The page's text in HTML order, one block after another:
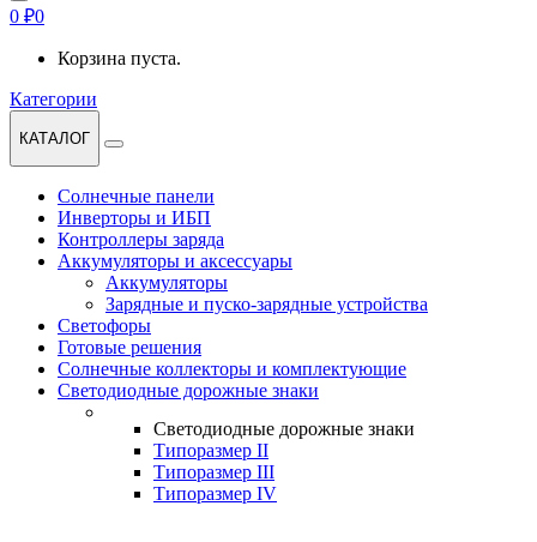
0 ₽0
Корзина пуста.
Категории
КАТАЛОГ
Солнечные панели
Инверторы и ИБП
Контроллеры заряда
Аккумуляторы и аксессуары
Аккумуляторы
Зарядные и пуско-зарядные устройства
Светофоры
Готовые решения
Солнечные коллекторы и комплектующие
Светодиодные дорожные знаки
Светодиодные дорожные знаки
Типоразмер II
Типоразмер III
Типоразмер IV